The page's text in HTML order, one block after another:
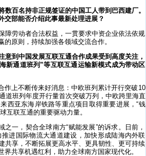
百名持非正规签证的中国工人带到巴西建厂。
交部能否介绍此事最新处理进展？
障劳动者合法权益，一贯要求中资企业依法依规
原则，持续加强各领域交流合作。
到中国发展互联互通合作成果受到高度关注，
新通道班列”等互联互通运输新模式成为带动区
作上不断传来好消息：中欧班列累计开行突破10
道班列年度开行量首次突破万列，中欧跨里海直
西亚东海岸铁路等重点项目取得重要进展，“钱
互联互通的重要驱动力量。
一，契合全球南方“赋能发展”的诉求。日前，
进国际物流大通道建设，加快形成陆海内外联
共享，不断拓展更高水平、更具韧性、更可持续
共享机遇红利，助力全球南方国家现代化。